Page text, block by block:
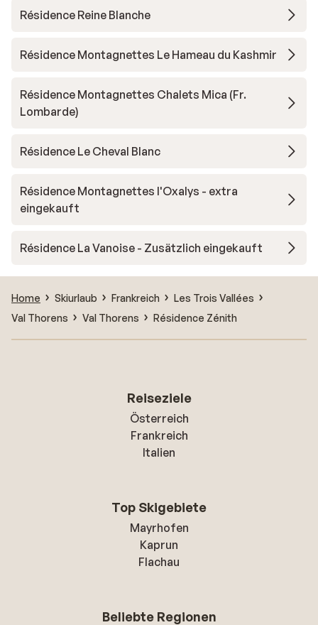
Résidence Reine Blanche
Résidence Montagnettes Le Hameau du Kashmir
Résidence Montagnettes Chalets Mica (Fr.
Lombarde)
Résidence Le Cheval Blanc
Résidence Montagnettes l'Oxalys - extra
eingekauft
Résidence La Vanoise - Zusätzlich eingekauft
Home Skiurlaub Frankreich
Les Trois Vallées
Val Thorens
Val Thorens Résidence Zénith
Reiseziele
Österreich
Frankreich
Italien
Top Skigebiete
Mayrhofen
Kaprun
Flachau
Beliebte Regionen